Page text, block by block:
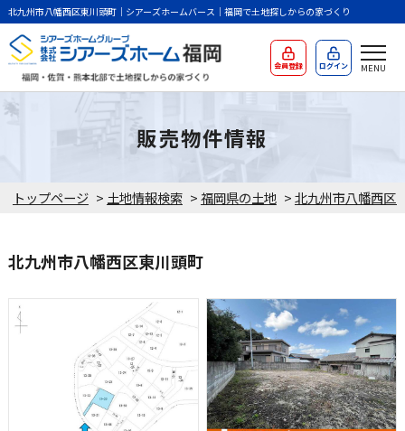
北九州市八幡西区東川頭町｜シアーズホームバース｜福岡で土地探しからの家づくり
会員登録 ログイン
トップページ > 土地情報検索 >福岡県の土地 >北九州市八幡西区
販売物件情報
北九州市八幡西区東川頭町